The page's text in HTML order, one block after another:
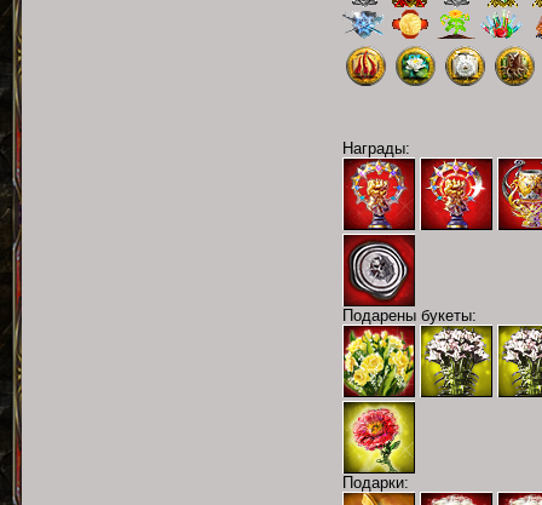
Награды:
Подарены букеты:
Подарки: